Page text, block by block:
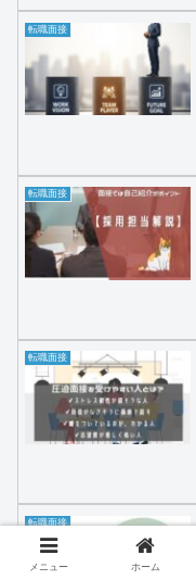
転職面接
転職面接
転職面接
転職面接
メニュー ホーム